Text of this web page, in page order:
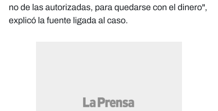
no de las autorizadas, para quedarse con el dinero",
explicó la fuente ligada al caso.